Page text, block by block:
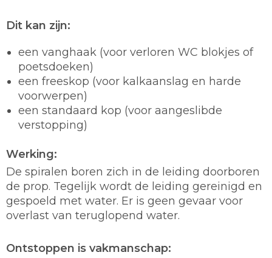
Dit kan zijn:
een vanghaak (voor verloren WC blokjes of
poetsdoeken)
een freeskop (voor kalkaanslag en harde
voorwerpen)
een standaard kop (voor aangeslibde
verstopping)
Werking:
De spiralen boren zich in de leiding doorboren
de prop. Tegelijk wordt de leiding gereinigd en
gespoeld met water. Er is geen gevaar voor
overlast van teruglopend water.
Ontstoppen is vakmanschap: